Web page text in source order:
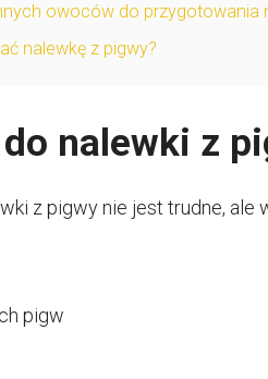
owoców do przygotowania
nalewkę z pigwy?
nalewki z
z pigwy nie jest trudne, ale
pigw